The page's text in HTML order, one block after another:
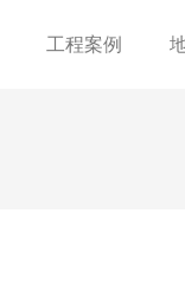
工程案例